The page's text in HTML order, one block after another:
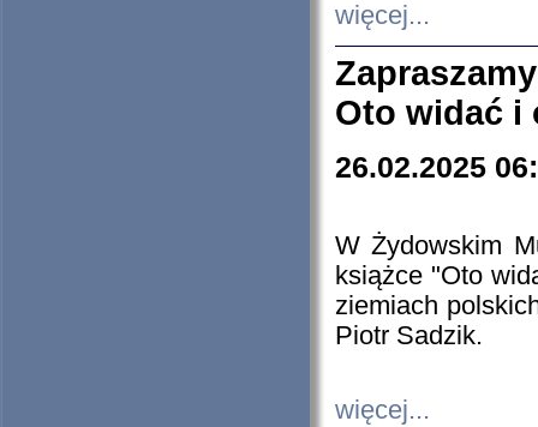
więcej...
Oto widać i
26.02.2025
W Żydowskim
książce "Oto
ziemiach
Piotr Sadzik.
więcej...